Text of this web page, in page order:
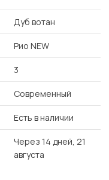
Дуб вотан
Рио NEW
3
Современный
Есть в наличии
Через 14 дней, 21
августа